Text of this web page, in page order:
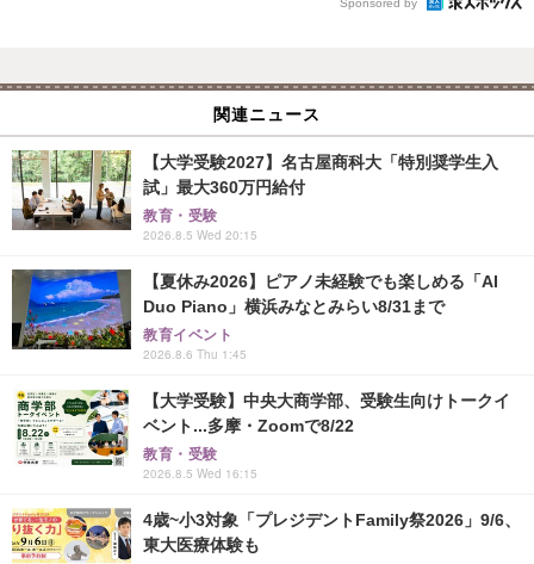
Sponsored by
関連ニュース
【大学受験2027】名古屋商科大「特別奨学生入
試」最大360万円給付
教育・受験
2026.8.5 Wed 20:15
【夏休み2026】ピアノ未経験でも楽しめる「AI
Duo Piano」横浜みなとみらい8/31まで
教育イベント
2026.8.6 Thu 1:45
【大学受験】中央大商学部、受験生向けトークイ
ベント...多摩・Zoomで8/22
教育・受験
2026.8.5 Wed 16:15
4歳~小3対象「プレジデントFamily祭2026」9/6、
東大医療体験も